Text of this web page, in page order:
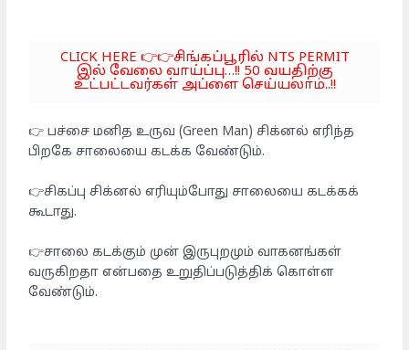
CLICK HERE 👉👉சிங்கப்பூரில் NTS PERMIT
இல் வேலை வாய்ப்பு…!! 50 வயதிற்கு
உட்பட்டவர்கள் அப்ளை செய்யலாம்..!!
👉 பச்சை மனித உருவ (Green Man) சிக்னல் எரிந்த
பிறகே சாலையை கடக்க வேண்டும்.
👉சிகப்பு சிக்னல் எரியும்போது சாலையை கடக்கக்
கூடாது.
👉சாலை கடக்கும் முன் இருபுறமும் வாகனங்கள்
வருகிறதா என்பதை உறுதிப்படுத்திக் கொள்ள
வேண்டும்.